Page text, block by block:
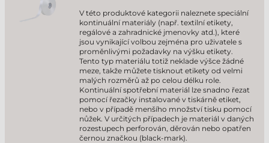
V této produktové kategorii naleznete speciální
kontinuální materiály (např. textilní etikety,
regálové a zahradnické jmenovky atd.), které
jsou vynikající volbou zejména pro uživatele s
proměnlivými požadavky na výšku etikety.
Tento typ materiálu totiž neklade výšce žádné
meze, takže můžete tisknout etikety od velmi
malých rozměrů až po celou délku role.
Kontinuální spotřební materiál lze snadno řezat
pomocí řezačky instalované v tiskárně etiket,
nebo v případě menšího množství tisku pomocí
nůžek. V určitých případech je materiál v daných
rozestupech perforován, děrován nebo opatřen
černou značkou (black-mark).